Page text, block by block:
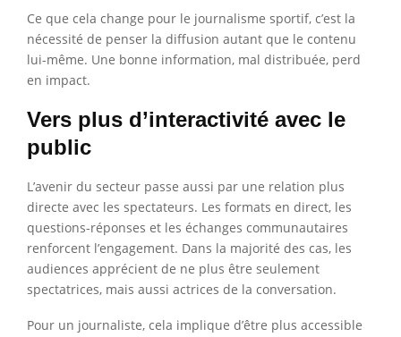
Ce que cela change pour le journalisme sportif, c’est la
nécessité de penser la diffusion autant que le contenu
lui-même. Une bonne information, mal distribuée, perd
en impact.
Vers plus d’interactivité avec le
public
L’avenir du secteur passe aussi par une relation plus
directe avec les spectateurs. Les formats en direct, les
questions-réponses et les échanges communautaires
renforcent l’engagement. Dans la majorité des cas, les
audiences apprécient de ne plus être seulement
spectatrices, mais aussi actrices de la conversation.
Pour un journaliste, cela implique d’être plus accessible